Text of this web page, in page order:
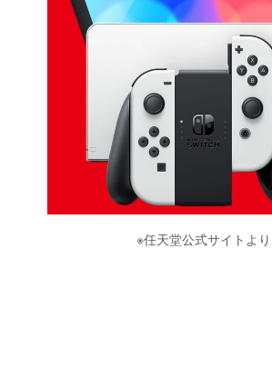
※任天堂公式サイトより